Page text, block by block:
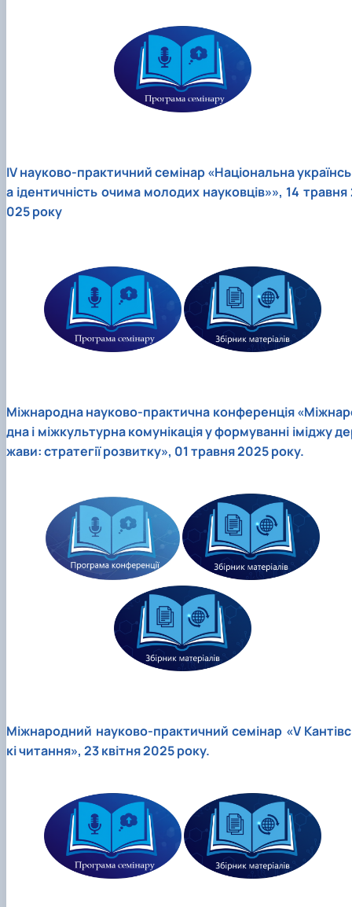
IV науково-практичний семінар «Національна
а ідентичність очима молодих науковців»», 14 травня
025 року
Міжнародна науково-практична конференція
дна і міжкультурна комунікація у формуванні іміджу
жави: стратегії розвитку», 01 травня 2025 року.
Міжнародний науково-практичний семінар «V
кі читання», 23 квітня 2025 року.